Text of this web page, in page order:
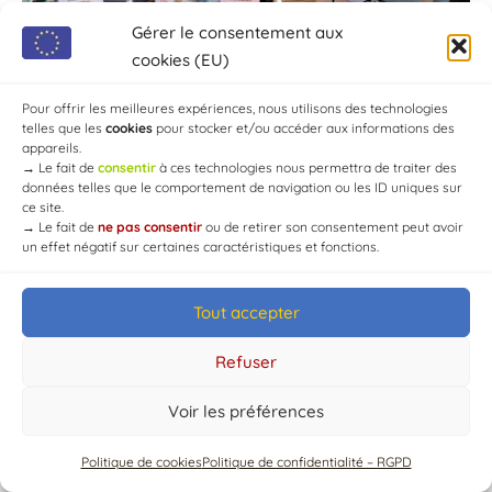
Gérer le consentement aux
cookies (EU)
Pour offrir les meilleures expériences, nous utilisons des technologies
telles que les cookies pour stocker et/ou accéder aux informations des
appareils.
→ Le fait de consentir à ces technologies nous permettra de traiter des
données telles que le comportement de navigation ou les ID uniques sur
ce site.
→ Le fait de ne pas consentir ou de retirer son consentement peut avoir
un effet négatif sur certaines caractéristiques et fonctions.
Tout accepter
Refuser
Voir les préférences
Politique de cookiesPolitique de confidentialité – RGPD
© Mairie de Chaource [2004-2024] | Tous droits réservés.